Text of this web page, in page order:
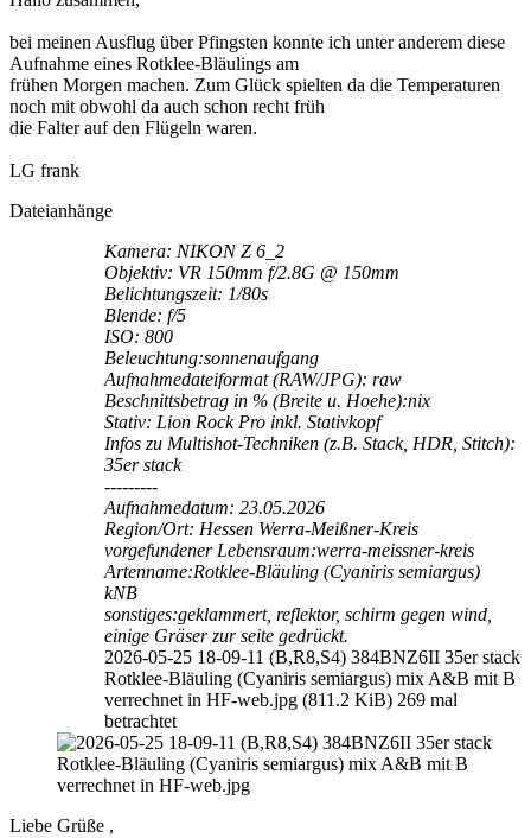
bei meinen Ausflug über Pfingsten konnte ich unter anderem diese
Aufnahme eines Rotklee-Bläulings am
frühen Morgen machen. Zum Glück spielten da die Temperaturen
noch mit obwohl da auch schon recht früh
die Falter auf den Flügeln waren.
LG frank
Dateianhänge
Kamera: NIKON Z 6_2
Objektiv: VR 150mm f/2.8G @ 150mm
Belichtungszeit: 1/80s
Blende: f/5
ISO: 800
Beleuchtung:sonnenaufgang
Aufnahmedateiformat (RAW/JPG): raw
Beschnittsbetrag in % (Breite u. Hoehe):nix
Stativ: Lion Rock Pro inkl. Stativkopf
Infos zu Multishot-Techniken (z.B. Stack, HDR, Stitch):
35er stack
---------
Aufnahmedatum: 23.05.2026
Region/Ort: Hessen Werra-Meißner-Kreis
vorgefundener Lebensraum:werra-meissner-kreis
Artenname:Rotklee-Bläuling (Cyaniris semiargus)
kNB
sonstiges:geklammert, reflektor, schirm gegen wind,
einige Gräser zur seite gedrückt.
2026-05-25 18-09-11 (B,R8,S4) 384BNZ6II 35er stack
Rotklee-Bläuling (Cyaniris semiargus) mix A&B mit B
verrechnet in HF-web.jpg (811.2 KiB) 269 mal
betrachtet
Liebe Grüße ,